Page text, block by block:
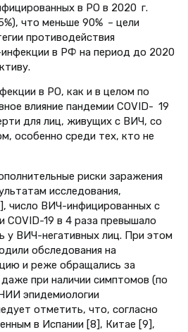
в РО в 2020 г.
что меньше 90% – цели
противодействия
в РФ на период до 2020
в РО, как и в целом по
влияние пандемии COVID- 19
для лиц, живущих с ВИЧ, со
особенно среди тех, кто не
риски заражения
исследования,
число ВИЧ-инфицированных с
COVID-19 в 4 раза превышало
у ВИЧ-негативных лиц. При этом
обследования на
и реже обращались за
при наличии симптомов (по
эпидемиологии
отметить, что, согласно
в Испании [8], Китае [9],